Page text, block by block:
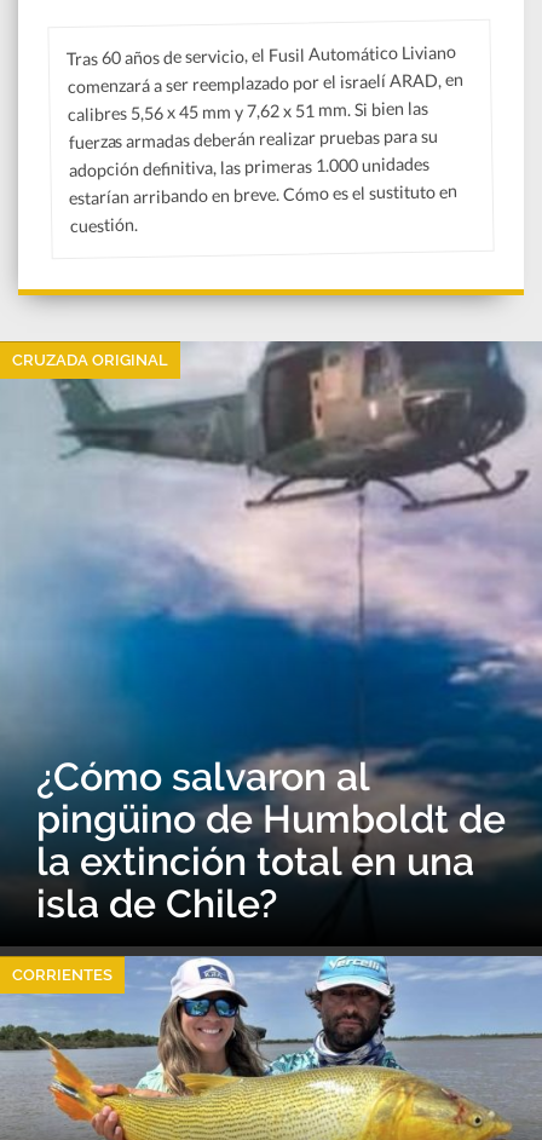
Tras 60 años de servicio, el Fusil Automático Liviano
comenzará a ser reemplazado por el israelí ARAD, en
calibres 5,56 x 45 mm y 7,62 x 51 mm. Si bien las
fuerzas armadas deberán realizar pruebas para su
adopción definitiva, las primeras 1.000 unidades
estarían arribando en breve. Cómo es el sustituto en
cuestión.
CRUZADA ORIGINAL
¿Cómo salvaron al
pingüino de Humboldt de
la extinción total en una
isla de Chile?
CORRIENTES